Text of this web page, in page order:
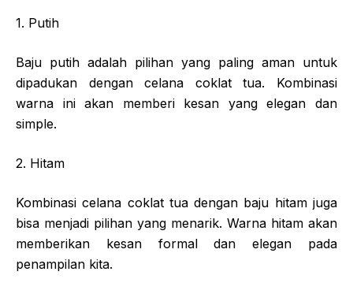
1. Putih
Baju putih adalah pilihan yang paling aman untuk
dipadukan dengan celana coklat tua. Kombinasi
warna ini akan memberi kesan yang elegan dan
simple.
2. Hitam
Kombinasi celana coklat tua dengan baju hitam juga
bisa menjadi pilihan yang menarik. Warna hitam akan
memberikan kesan formal dan elegan pada
penampilan kita.